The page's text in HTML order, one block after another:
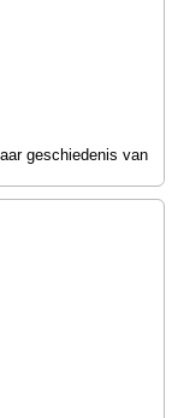
geschiedenis van